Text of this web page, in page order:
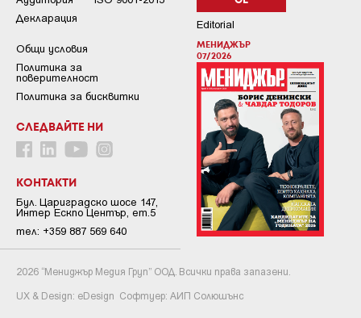
Editorial
МЕНИДЖЪР
07/2026
Декларация
Общи условия
Пoлитикa зa
пoвepитeлнocт
Политика за бисквитки
СЛЕДВАЙТЕ НИ
КОНТАКТИ
Бул. Цариградско шосе 147,
Интер Ескпо Център, ет.5
тел: +359 887 569 640
2026 “Мениджър Медия Груп” ООД. Всички права запазени.
UX & Design: eDesign Софтуер: АИП Солюшънс